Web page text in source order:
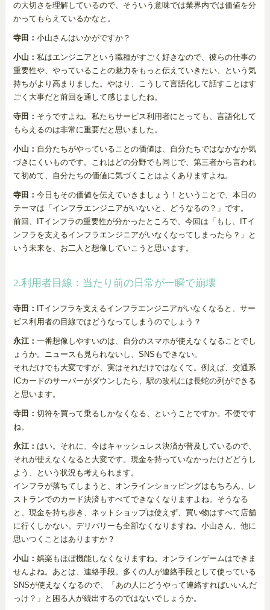
の大切さを理解しているので、そういう意味では業界内では価値を分
かってもらえているかなと。
寺田： 小山さんはいかがですか？
小山： 私はエンジニアという職種がすごく好きなので、彼らの仕事の
重要性や、やっていることの魅力をもっと伝えていきたい、という気
持ちがより高まりました。やはり、こうして言語化して話すことはす
ごく大事だと前回を通して感じましたね。
寺田： そうですよね。私たちサービス利用者にとっても、言語化して
もらえるのは非常に重要だと思いました。
小山： 自分たちがやっていることの価値は、自分たちではなかなか気
づきにくいものです。これはどの分野でも同じで、第三者から言われ
て初めて、自分たちの価値に気づくことはよくありますよね。
寺田： 今日もその価値を伝えていきましょう！ということで、本日の
テーマは「インフラエンジニアがいないと、どうなるの？」です。
前回、ITインフラの重要性が分かったところで、今回は「もし、ITイ
ンフラを支えるインフラエンジニアがいなくなってしまったら？」と
いう未来を、お二人と想像していこうと思います。
2.利用者目線：当たり前の日常が一瞬で崩壊
寺田： ITインフラを支えるインフラエンジニアがいなくなると、サー
ビス利用者の目線ではどうなってしまうのでしょう？
永江： 一番想像しやすいのは、自分のスマホが使えなくなることでし
ょうか。ニュースも見られないし、SNSもできない。
それだけでも大変ですが、実はそれだけではなくて。例えば、交通系
ICカードのサーバーがダウンしたら、駅の改札には長蛇の列ができる
と思います。
寺田： 切符を買って乗るしかなくなる、ということですか。不便です
ね。
永江： はい。それに、今はキャッシュレス決済が普及しているので、
それが使えなくなると大変です。現金を持っていなかったけどどうし
よう、という状況も考えられます。
インフラが落ちてしまうと、オンラインショッピングはもちろん、レ
ストランでのカード決済もすべてできなくなりますよね。そうなる
と、現金を持ち歩き、ネットショップは使えず、買い物はすべて店舗
に行くしかない。デリバリーも全部なくなりますね。小山さん、他に
思いつくことはありますか？
小山： 娯楽もほぼ機能しなくなりますね。オンラインゲームはできま
せんよね。あとは、連絡手段。多くの人が連絡手段として使っている
SNSが使えなくなるので、「あの人にどうやって連絡すればいいんだ
っけ？」と困る人が続出するのではないでしょうか。